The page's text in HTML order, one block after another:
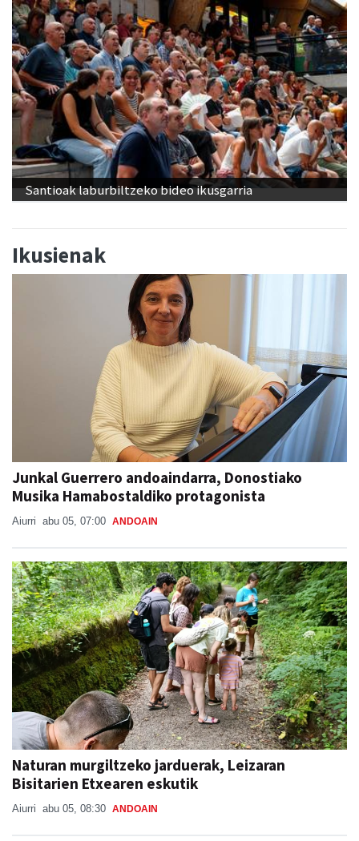
Santioak laburbiltzeko bideo ikusgarria
Ikusienak
Junkal Guerrero andoaindarra, Donostiako
Musika Hamabostaldiko protagonista
Aiurri abu 05, 07:00 ANDOAIN
Naturan murgiltzeko jarduerak, Leizaran
Bisitarien Etxearen eskutik
Aiurri abu 05, 08:30 ANDOAIN